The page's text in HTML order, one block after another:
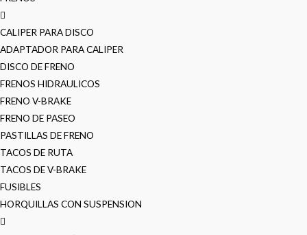
CALIPER PARA DISCO
ADAPTADOR PARA CALIPER
DISCO DE FRENO
FRENOS HIDRAULICOS
FRENO V-BRAKE
FRENO DE PASEO
PASTILLAS DE FRENO
TACOS DE RUTA
TACOS DE V-BRAKE
FUSIBLES
HORQUILLAS CON SUSPENSION